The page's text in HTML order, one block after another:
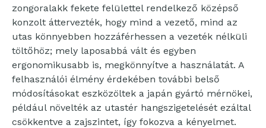
zongoralakk fekete felülettel rendelkező középső
konzolt áttervezték, hogy mind a vezető, mind az
utas könnyebben hozzáférhessen a vezeték nélküli
töltőhöz; mely laposabbá vált és egyben
ergonomikusabb is, megkönnyítve a használatát. A
felhasználói élmény érdekében további belső
módosításokat eszközöltek a japán gyártó mérnökei,
például növelték az utastér hangszigetelését ezáltal
csökkentve a zajszintet, így fokozva a kényelmet.